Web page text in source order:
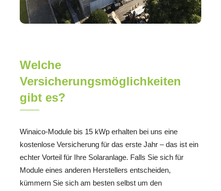
Welche
Versicherungsmöglichkeiten
gibt es?
Winaico-Module bis 15 kWp erhalten bei uns eine
kostenlose Versicherung für das erste Jahr – das ist ein
echter Vorteil für Ihre Solaranlage. Falls Sie sich für
Module eines anderen Herstellers entscheiden,
kümmern Sie sich am besten selbst um den